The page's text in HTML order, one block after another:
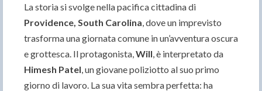
La storia si svolge nella pacifica cittadina di
Providence, South Carolina, dove un imprevisto
trasforma una giornata comune in un’avventura oscura
e grottesca. Il protagonista,Will, è interpretato da
Himesh Patel, un giovane poliziotto al suo primo
giorno di lavoro. La sua vita sembra perfetta: ha